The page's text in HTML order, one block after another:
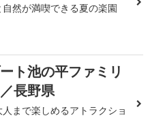
然が満喫できる夏の楽園
ト池の平ファミリ
長野県
まで楽しめるアトラクショ